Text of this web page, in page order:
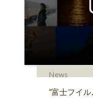
News
“富士フイ